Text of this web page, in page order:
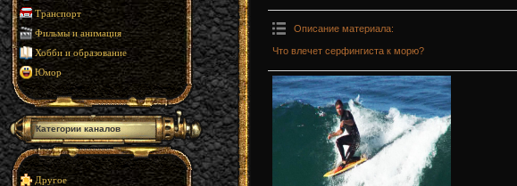
Транспорт
Фильмы и анимация
Хобби и образование
Юмор
Категории каналов
Другое
Описание материала:
Что влечет серфингиста к морю?